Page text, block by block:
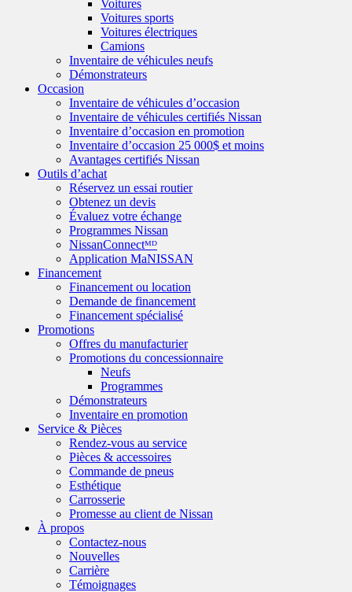
Voitures
Voitures sports
Voitures électriques
Camions
Inventaire de véhicules neufs
Démonstrateurs
Occasion
Inventaire de véhicules d’occasion
Inventaire de véhicules certifiés Nissan
Inventaire d’occasion en promotion
Inventaire d’occasion 25 000$ et moins
Avantages certifiés Nissan
Outils d’achat
Réservez un essai routier
Obtenez un devis
Évaluez votre échange
Programmes Nissan
NissanConnectᴹᴰ
Application MaNISSAN
Financement
Financement ou location
Demande de financement
Financement spécialisé
Promotions
Offres du manufacturier
Promotions du concessionnaire
Neufs
Programmes
Démonstrateurs
Inventaire en promotion
Service & Pièces
Rendez-vous au service
Pièces & accessoires
Commande de pneus
Esthétique
Carrosserie
Promesse au client de Nissan
À propos
Contactez-nous
Nouvelles
Carrière
Témoignages